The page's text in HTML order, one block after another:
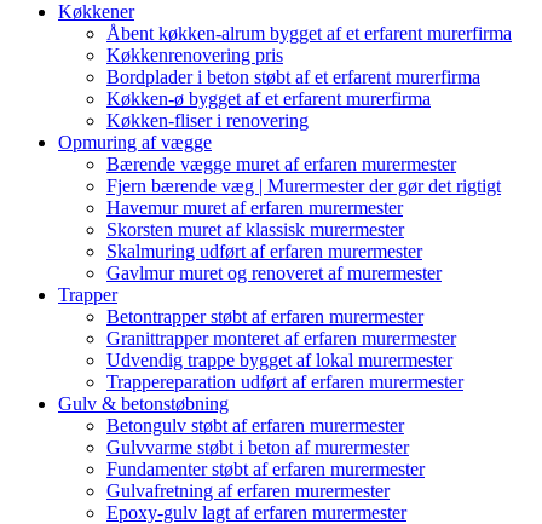
Køkkener
Åbent køkken-alrum bygget af et erfarent murerfirma
Køkkenrenovering pris
Bordplader i beton støbt af et erfarent murerfirma
Køkken-ø bygget af et erfarent murerfirma
Køkken-fliser i renovering
Opmuring af vægge
Bærende vægge muret af erfaren murermester
Fjern bærende væg | Murermester der gør det rigtigt
Havemur muret af erfaren murermester
Skorsten muret af klassisk murermester
Skalmuring udført af erfaren murermester
Gavlmur muret og renoveret af murermester
Trapper
Betontrapper støbt af erfaren murermester
Granittrapper monteret af erfaren murermester
Udvendig trappe bygget af lokal murermester
Trappereparation udført af erfaren murermester
Gulv & betonstøbning
Betongulv støbt af erfaren murermester
Gulvvarme støbt i beton af murermester
Fundamenter støbt af erfaren murermester
Gulvafretning af erfaren murermester
Epoxy-gulv lagt af erfaren murermester